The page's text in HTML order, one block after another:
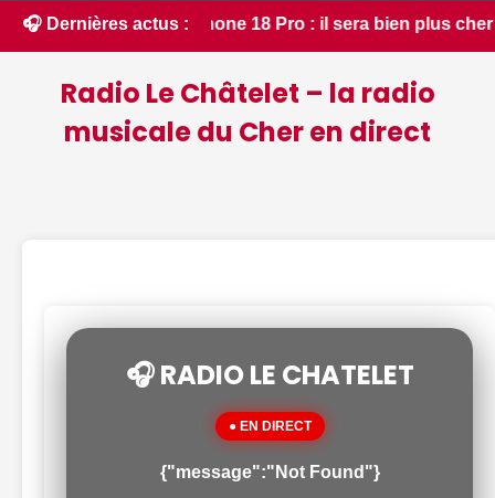
🎧 Dernières actus :
18 Pro : il sera bien plus cher que prévu -
Radio Le Châtelet – la radio
musicale du Cher en direct
🎧 RADIO LE CHATELET
● EN DIRECT
{"message":"Not Found"}